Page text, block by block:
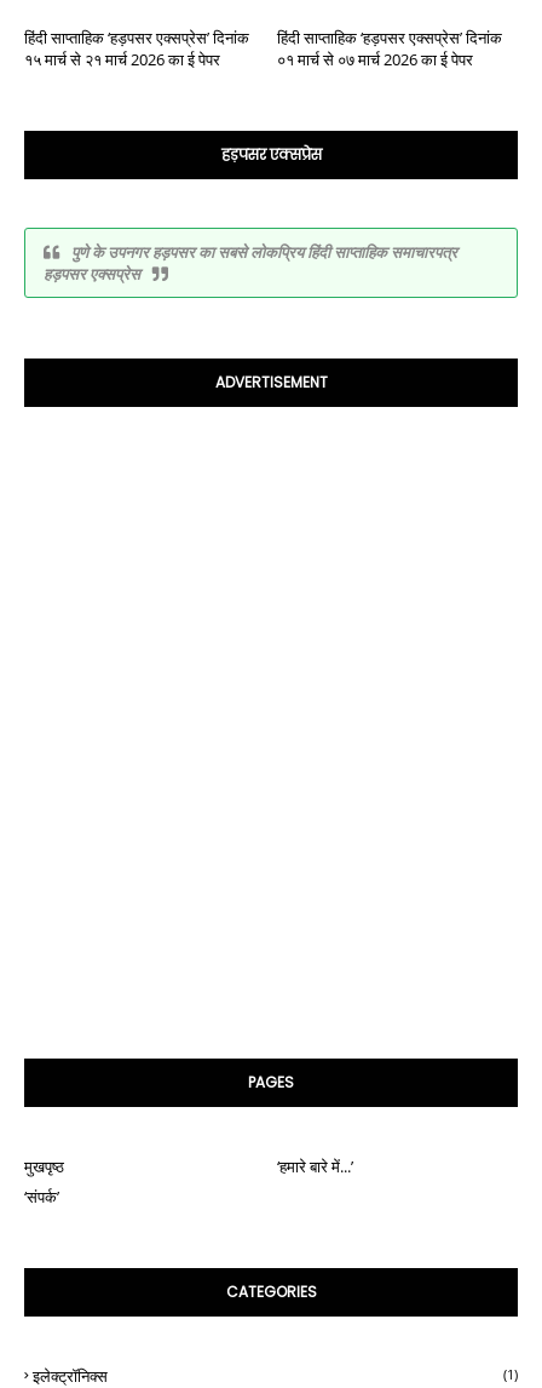
हिंदी साप्ताहिक ‘हड़पसर एक्सप्रेस’ दिनांक
१५ मार्च से २१ मार्च 2026 का ई पेपर
हिंदी साप्ताहिक ‘हड़पसर एक्सप्रेस’ दिनांक
०१ मार्च से ०७ मार्च 2026 का ई पेपर
हड़पसर एक्सप्रेस
पुणे के उपनगर हड़पसर का सबसे लोकप्रिय हिंदी साप्ताहिक समाचारपत्र
हड़पसर एक्सप्रेस
ADVERTISEMENT
PAGES
मुखपृष्ठ
‘हमारे बारे में...’
‘संपर्क’
CATEGORIES
इलेक्ट्रॉनिक्स (1)